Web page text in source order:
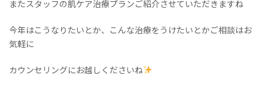
またスタッフの肌ケア治療プランご紹介させていただきますね
今年はこうなりたいとか、こんな治療をうけたいとかご相談はお
気軽に
カウンセリングにお越しくださいね